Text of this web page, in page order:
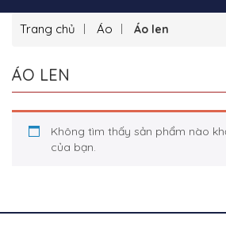
Trang chủ Áo Áo len
ÁO LEN
Không tìm thấy sản phẩm nào
của bạn.